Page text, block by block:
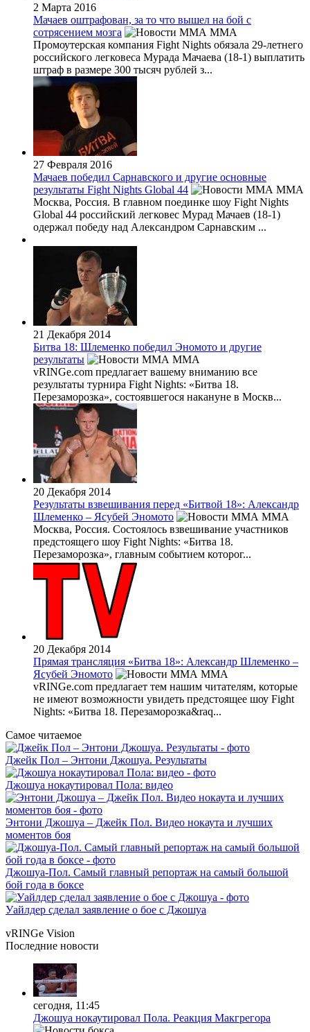
2 Марта 2016
Мачаев оштрафован, за то что вышел на бой с
сотрясением мозга
MMA
Промоутерская компания Fight Nights обязала 29-летнего
российского легковеса Мурада Мачаева (18-1) выплатить
штраф в размере 300 тысяч рублей з...
27 Февраля 2016
Мачаев победил Сарнавского и другие основные
результаты Fight Nights Global 44
MMA
Москва, Россия. В главном поединке шоу Fight Nights
Global 44 российский легковес Мурад Мачаев (18-1)
одержал победу над Александром Сарнавским ...
21 Декабря 2014
Битва 18: Шлеменко победил Эномото и другие
результаты
MMA
vRINGe.com предлагает вашему вниманию все
результаты турнира Fight Nights: «Битва 18.
Перезаморозка», состоявшегося накануне в Москв...
20 Декабря 2014
Результаты взвешивания перед «Битвой 18»: Александр
Шлеменко – Ясубей Эномото
MMA
Москва, Россия. Состоялось взвешивание участников
предстоящего шоу Fight Nights: «Битва 18.
Перезаморозка», главным событием которог...
20 Декабря 2014
Прямая трансляция «Битва 18»: Александр Шлеменко –
Ясубей Эномото
MMA
vRINGe.com предлагает тем нашим читателям, которые
не имеют возможности увидеть предстоящее шоу Fight
Nights: «Битва 18. Перезаморозка&raq...
Самое читаемое
Джейк Пол – Энтони Джошуа. Результаты
Джошуа нокаутировал Пола: видео
Энтони Джошуа – Джейк Пол. Видео нокаута и лучших
моментов боя
Джошуа-Пол. Самый главный репортаж на самый большой
бой года в боксе
Уайлдер сделал заявление о бое с Джошуа
vRINGe Vision
Последние новости
сегодня, 11:45
Джошуа нокаутировал Пола. Реакция Макгрегора